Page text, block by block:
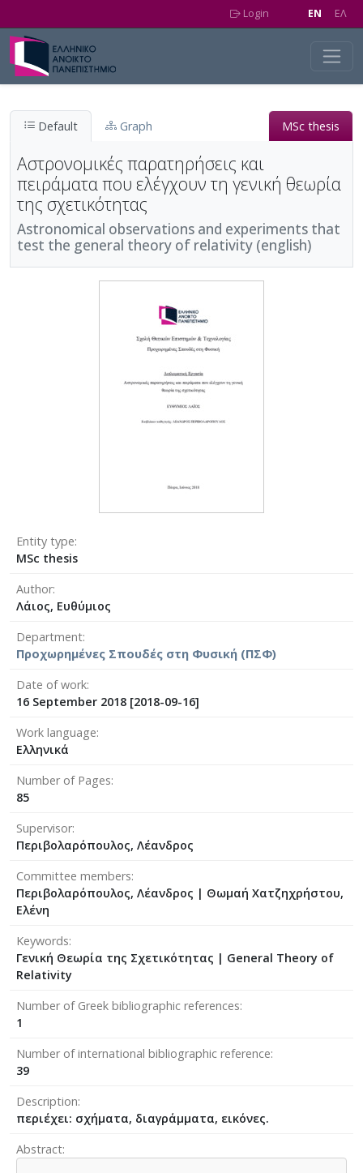
Login EN EΛ
Default Graph MSc thesis
Αστρονομικές παρατηρήσεις και
πειράματα που ελέγχουν τη γενική θεωρία
της σχετικότητας
Astronomical observations and experiments that
test the general theory of relativity (english)
Entity type
MSc thesis
Author
Λάιος, Ευθύμιος
Department
Προχωρημένες Σπουδές στη Φυσική (ΠΣΦ)
Date of work
16 September 2018 [2018-09-16]
Work language
Ελληνικά
Number of Pages
85
Supervisor
Περιβολαρόπουλος, Λέανδρος
Committee members
Περιβολαρόπουλος, Λέανδρος | Θωμαή Χατζηχρήστου,
Ελένη
Keywords
Γενική Θεωρία της Σχετικότητας | General Theory of
Relativity
Number of Greek bibliographic references
1
Number of international bibliographic reference
39
Description
περιέχει: σχήματα, διαγράμματα, εικόνες.
Abstract